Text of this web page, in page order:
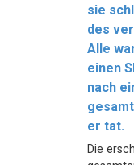
sie
des
Alle
einen
nach
er tat.
Die